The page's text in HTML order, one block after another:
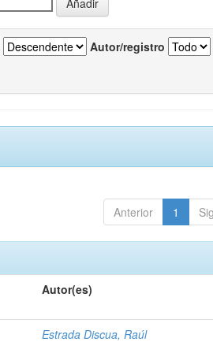
Autor/registro
Anterior 1
Autor(es)
Estrada Discua, Raúl